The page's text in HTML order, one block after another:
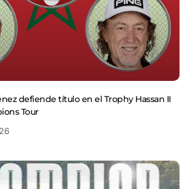
defiende título en el Trophy Hassan II
Tour